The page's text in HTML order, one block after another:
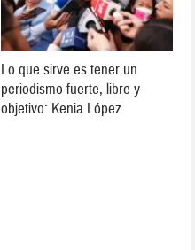
Lo que sirve es tener un
periodismo fuerte, libre y
objetivo: Kenia López